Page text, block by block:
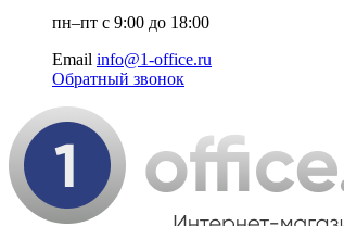
пн–пт с 9:00 до 18:00
Email info@1-office.ru
Обратный звонок